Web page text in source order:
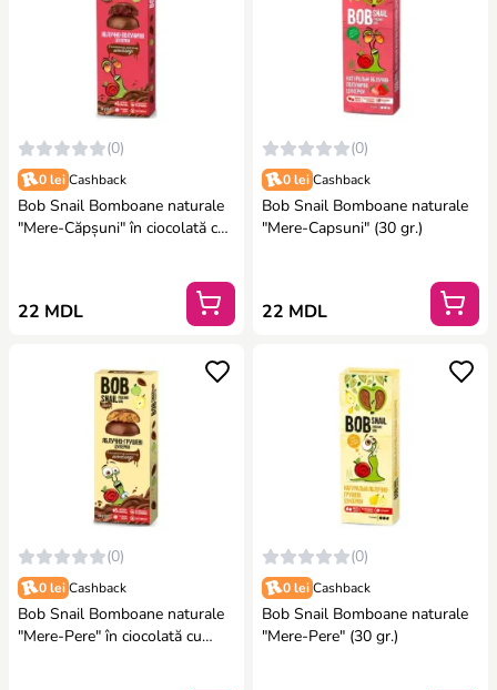
(0)
0 lei Cashback
Bob Snail Bomboane naturale
"Mere-Căpșuni" în ciocolată cu
22 MDL
(0)
0 lei Cashback
Bob Snail Bomboane naturale
"Mere-Capsuni" (30 gr.)
22 MDL
(0)
0 lei Cashback
Bob Snail Bomboane naturale
"Mere-Pere" în ciocolată cu
(0)
0 lei Cashback
Bob Snail Bomboane naturale
"Mere-Pere" (30 gr.)